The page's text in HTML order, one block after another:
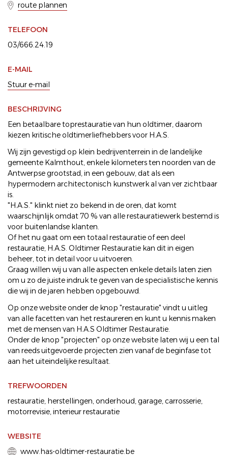
route plannen
TELEFOON
03/666.24.19
E-MAIL
Stuur e-mail
BESCHRIJVING
Een betaalbare toprestauratie van hun oldtimer, daarom
kiezen kritische oldtimerliefhebbers voor H.A.S.
Wij zijn gevestigd op klein bedrijventerrein in de landelijke
gemeente Kalmthout, enkele kilometers ten noorden van de
Antwerpse grootstad, in een gebouw, dat als een
hypermodern architectonisch kunstwerk al van ver zichtbaar
is.
"H.A.S." klinkt niet zo bekend in de oren, dat komt
waarschijnlijk omdat 70 % van alle restauratiewerk bestemd is
voor buitenlandse klanten.
Of het nu gaat om een totaal restauratie of een deel
restauratie, H.A.S. Oldtimer Restauratie kan dit in eigen
beheer, tot in detail voor u uitvoeren.
Graag willen wij u van alle aspecten enkele details laten zien
om u zo de juiste indruk te geven van de specialistische kennis
die wij in de jaren hebben opgebouwd.
Op onze website onder de knop "restauratie" vindt u uitleg
van alle facetten van het restaureren en kunt u kennis maken
met de mensen van H.A.S Oldtimer Restauratie.
Onder de knop "projecten" op onze website laten wij u een tal
van reeds uitgevoerde projecten zien vanaf de beginfase tot
aan het uiteindelijke resultaat.
TREFWOORDEN
restauratie, herstellingen,onderhoud,garage, carrosserie,
motorrevisie,interieur restauratie
WEBSITE
www.has-oldtimer-restauratie.be